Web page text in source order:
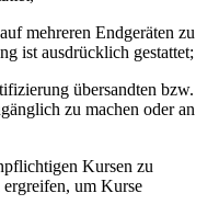
mehreren Endgeräten zu
ist ausdrücklich gestattet;
übersandten bzw.
zu machen oder an
Kursen zu
ergreifen, um Kurse